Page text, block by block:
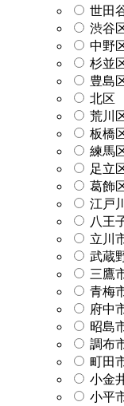
世田
渋谷
中野
杉並
豊島
北区
荒川
板橋
練馬
足立
葛飾
江戸
八王
立川
武蔵
三鷹
青梅
府中
昭島
調布
町田
小金
小平